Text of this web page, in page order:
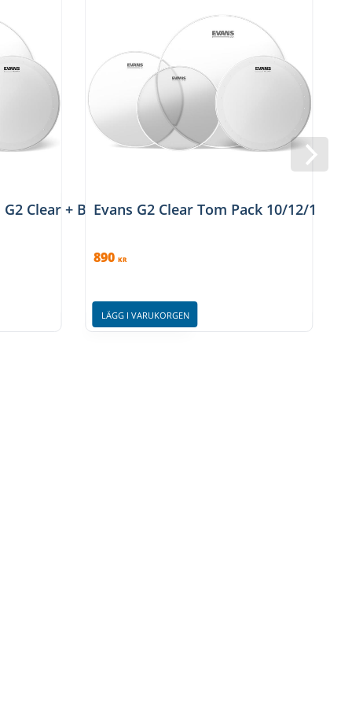
Clear + B14HD Dry - Clear 4 st
Evans G2 Clear Tom Pack 10/12/14" +
890 KR
LÄGG I VARUKORGEN